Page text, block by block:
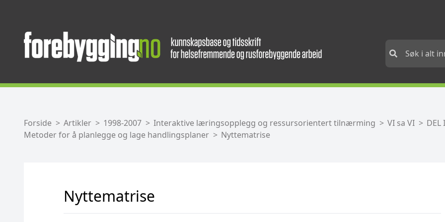
Forside Artikler 1998-2007 Interaktive læringsopplegg og ressursorientert tilnærming VI sa VI
Metoder for å planlegge og lage handlingsplaner
Nyttematrise
Nyttematrise